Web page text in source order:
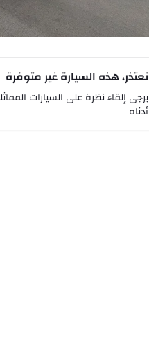
نعتذر، هذه السيارة غير متوفرة
يرجى إلقاء نظرة على السيارات
أدناه